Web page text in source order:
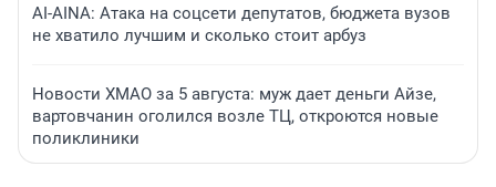
AI-AINA: Атака на соцсети депутатов, бюджета вузов
не хватило лучшим и сколько стоит арбуз
Новости ХМАО за 5 августа: муж дает деньги Айзе,
вартовчанин оголился возле ТЦ, откроются новые
поликлиники